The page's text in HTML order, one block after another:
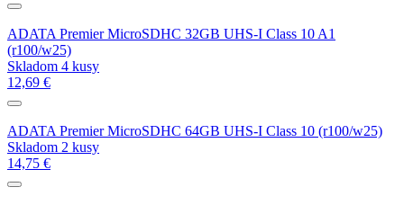
ADATA Premier MicroSDHC 32GB UHS-I Class 10 A1
(r100/w25)
Skladom 4 kusy
12,69 €
ADATA Premier MicroSDHC 64GB UHS-I Class 10 (r100/w25)
Skladom 2 kusy
14,75 €